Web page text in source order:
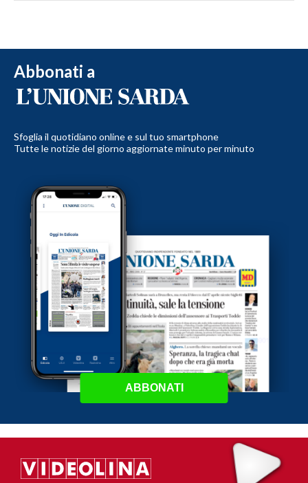
Abbonati a
Sfoglia il quotidiano online e sul tuo smartphone
Tutte le notizie del giorno aggiornate minuto per minuto
ABBONATI